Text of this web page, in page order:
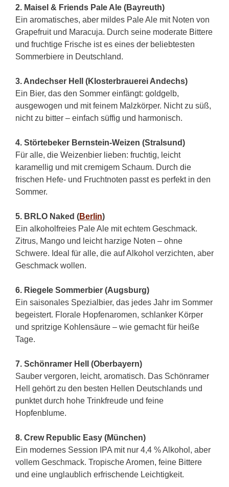
2. Maisel & Friends Pale Ale (Bayreuth)
Ein aromatisches, aber mildes Pale Ale mit Noten von
Grapefruit und Maracuja. Durch seine moderate Bittere
und fruchtige Frische ist es eines der beliebtesten
Sommerbiere in Deutschland.
3. Andechser Hell (Klosterbrauerei Andechs)
Ein Bier, das den Sommer einfängt: goldgelb,
ausgewogen und mit feinem Malzkörper. Nicht zu süß,
nicht zu bitter – einfach süffig und harmonisch.
4. Störtebeker Bernstein-Weizen (Stralsund)
Für alle, die Weizenbier lieben: fruchtig, leicht
karamellig und mit cremigem Schaum. Durch die
frischen Hefe- und Fruchtnoten passt es perfekt in den
Sommer.
5. BRLO Naked (Berlin)
Ein alkoholfreies Pale Ale mit echtem Geschmack.
Zitrus, Mango und leicht harzige Noten – ohne
Schwere. Ideal für alle, die auf Alkohol verzichten, aber
Geschmack wollen.
6. Riegele Sommerbier (Augsburg)
Ein saisonales Spezialbier, das jedes Jahr im Sommer
begeistert. Florale Hopfenaromen, schlanker Körper
und spritzige Kohlensäure – wie gemacht für heiße
Tage.
7. Schönramer Hell (Oberbayern)
Sauber vergoren, leicht, aromatisch. Das Schönramer
Hell gehört zu den besten Hellen Deutschlands und
punktet durch hohe Trinkfreude und feine
Hopfenblume.
8. Crew Republic Easy (München)
Ein modernes Session IPA mit nur 4,4 % Alkohol, aber
vollem Geschmack. Tropische Aromen, feine Bittere
und eine unglaublich erfrischende Leichtigkeit.